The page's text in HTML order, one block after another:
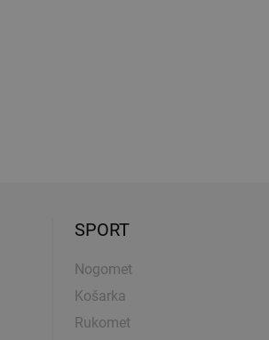
SPORT
Nogomet
Košarka
Rukomet